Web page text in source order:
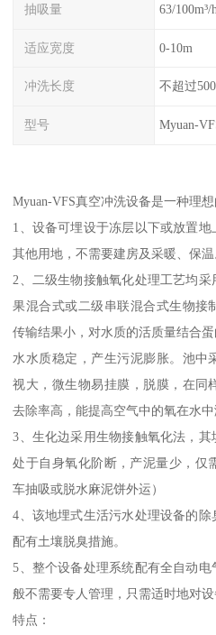
抽吸量 63/100m³/h
适应宽度 0-10m
冲洗长度 不超过
型号 Myuan-
Myuan-VFS真空冲洗设备是一种理想
1、设备可埋设于冻层以下或放置
其他用地，不需要建房及采暖、保温
2、二级生物接触氧化处理工艺均
果混合式或二级串联混合式生物接
传输结果小，对水质的活质量结合
水水质稳定，产生污泥膨胀。池中
视大，微生物易挂膜，脱膜，在同
去除率高，能提高空气中的氧在水
3、生化边采用生物接触氧化法，
处于自身氧化阶断，产泥量少，
车抽吸或脱水麻泥饼外运）
4、该地埋式生活污水处理设备的
配有土壤脱臭措施。
5、整个设备处理系统配有全自动
般不需要专人管理，只需适时地对设
特点：